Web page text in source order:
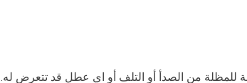
للمظلة من الصدأ أو التلف أو اي عطل قد تتعرض له.